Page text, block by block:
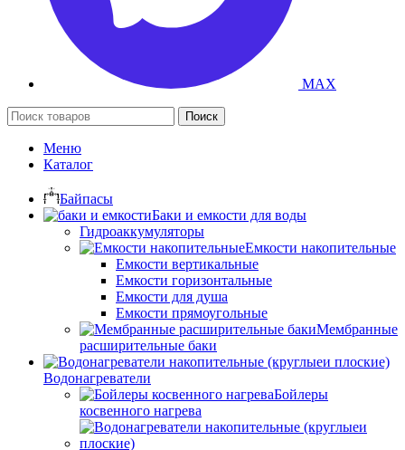
MAX
Поиск
Меню
Каталог
Байпасы
Баки и емкости для воды
Гидроаккумуляторы
Емкости накопительные
Емкости вертикальные
Емкости горизонтальные
Емкости для душа
Емкости прямоугольные
Мембранные
расширительные баки
Водонагреватели
Бойлеры
косвенного нагрева